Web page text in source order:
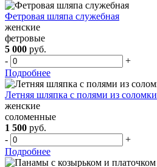
Фетровая шляпа служебная
женские
фетровые
5 000 руб.
-
+
Подробнее
Летняя шляпка с полями из соломки
женские
соломенные
1 500 руб.
-
+
Подробнее